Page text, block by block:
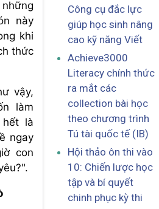
này
khi
thức
vậy,
làm
là
ngay
con
Công cụ đắc lực
giúp học sinh nâng
cao kỹ năng Viết
Achieve3000
Literacy chính thức
ra mắt các
collection bài học
theo chương trình
Tú tài quốc tế (IB)
Hội thảo ôn thi vào
10: Chiến lược học
tập và bí quyết
chinh phục kỳ thi